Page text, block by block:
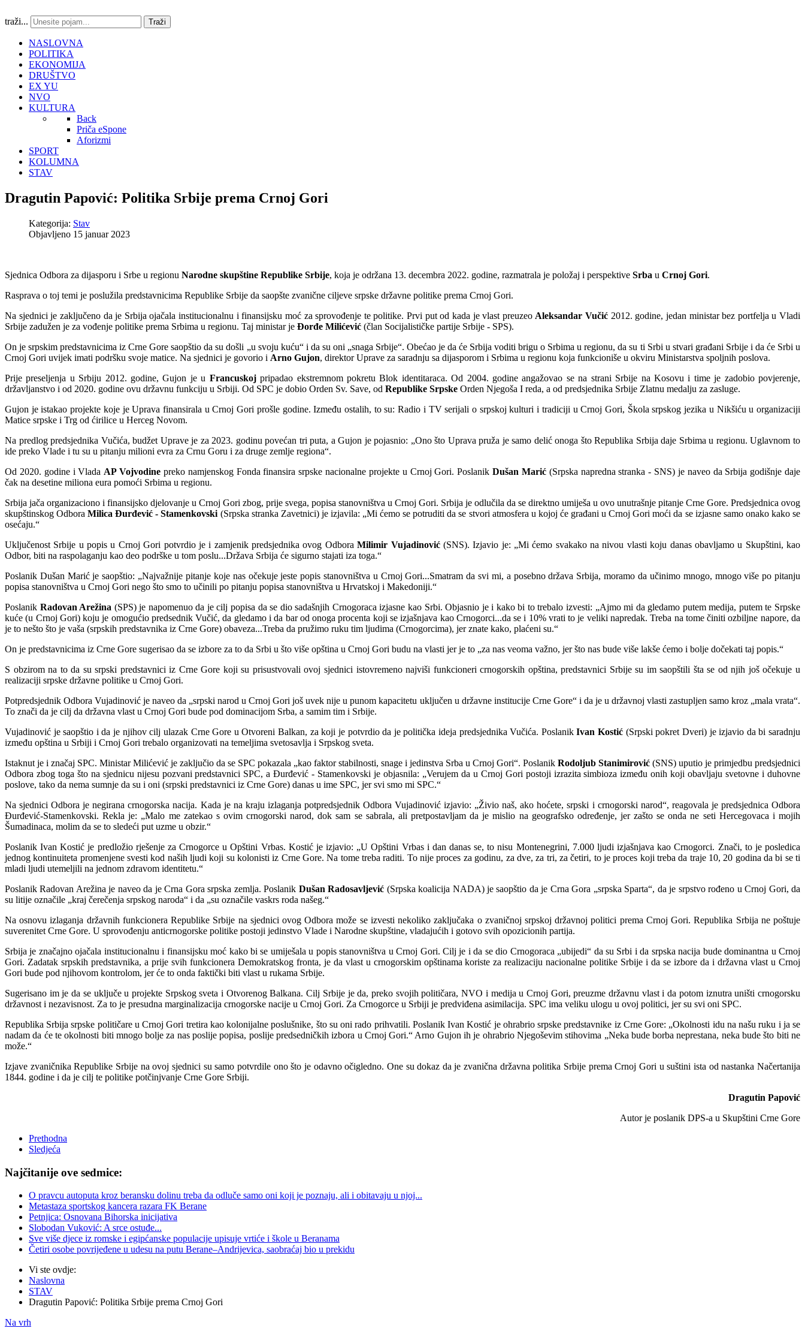
traži... Traži
NASLOVNA
POLITIKA
EKONOMIJA
DRUŠTVO
EX YU
NVO
KULTURA
Back
Priča eSpone
Aforizmi
SPORT
KOLUMNA
STAV
Dragutin Papović: Politika Srbije prema Crnoj Gori
Kategorija: Stav
Objavljeno 15 januar 2023
Sjednica Odbora za dijasporu i Srbe u regionu Narodne skupštine Republike Srbije, koja je održana 13. decembra 2022. godine, razmatrala je položaj i perspektive Srba u Crnoj Gori.
Rasprava o toj temi je poslužila predstavnicima Republike Srbije da saopšte zvanične ciljeve srpske državne politike prema Crnoj Gori.
Na sjednici je zaključeno da je Srbija ojačala institucionalnu i finansijsku moć za sprovođenje te politike. Prvi put od kada je vlast preuzeo Aleksandar Vučić 2012. godine, jedan ministar bez portfelja u Vladi
Srbije zadužen je za vođenje politike prema Srbima u regionu. Taj ministar je Đorđe Milićević (član Socijalističke partije Srbije - SPS).
On je srpskim predstavnicima iz Crne Gore saopštio da su došli „u svoju kuću“ i da su oni „snaga Srbije“. Obećao je da će Srbija voditi brigu o Srbima u regionu, da su ti Srbi u stvari građani Srbije i da će Srbi u
Crnoj Gori uvijek imati podršku svoje matice. Na sjednici je govorio i Arno Gujon, direktor Uprave za saradnju sa dijasporom i Srbima u regionu koja funkcioniše u okviru Ministarstva spoljnih poslova.
Prije preseljenja u Srbiju 2012. godine, Gujon je u Francuskojpripadao ekstremnom pokretu Blok identitaraca. Od 2004. godine angažovao se na strani Srbije na Kosovu i time je zadobio povjerenje,
državljanstvo i od 2020. godine ovu državnu funkciju u Srbiji. Od SPC je dobio Orden Sv. Save, od Republike Srpske Orden Njegoša I reda, a od predsjednika Srbije Zlatnu medalju za zasluge.
Gujon je istakao projekte koje je Uprava finansirala u Crnoj Gori prošle godine. Između ostalih, to su: Radio i TV serijali o srpskoj kulturi i tradiciji u Crnoj Gori, Škola srpskog jezika u Nikšiću u organizaciji
Matice srpske i Trg od ćirilice u Herceg Novom.
Na predlog predsjednika Vučića, budžet Uprave je za 2023. godinu povećan tri puta, a Gujon je pojasnio: „Ono što Uprava pruža je samo delić onoga što Republika Srbija daje Srbima u regionu. Uglavnom to
ide preko Vlade i tu su u pitanju milioni evra za Crnu Goru i za druge zemlje regiona“.
Od 2020. godine i Vlada AP Vojvodine preko namjenskog Fonda finansira srpske nacionalne projekte u Crnoj Gori. PoslanikDušan Marić(Srpska napredna stranka - SNS) je naveo da Srbija godišnje daje
čak na desetine miliona eura pomoći Srbima u regionu.
Srbija jača organizaciono i finansijsko djelovanje u Crnoj Gori zbog, prije svega, popisa stanovništva u Crnoj Gori. Srbija je odlučila da se direktno umiješa u ovo unutrašnje pitanje Crne Gore. Predsjednica ovog
skupštinskog OdboraMilica Đurđević - Stamenkovski (Srpska stranka Zavetnici) je izjavila: „Mi ćemo se potruditi da se stvori atmosfera u kojoj će građani u Crnoj Gori moći da se izjasne samo onako kako se
osećaju.“
Uključenost Srbije u popis u Crnoj Gori potvrdio je i zamjenik predsjednika ovog OdboraMilimir Vujadinović(SNS). Izjavio je: „Mi ćemo svakako na nivou vlasti koju danas obavljamo u Skupštini, kao
Odbor, biti na raspolaganju kao deo podrške u tom poslu...Država Srbija će sigurno stajati iza toga.“
Poslanik Dušan Marić je saopštio: „Najvažnije pitanje koje nas očekuje jeste popis stanovništva u Crnoj Gori...Smatram da svi mi, a posebno država Srbija, moramo da učinimo mnogo, mnogo više po pitanju
popisa stanovništva u Crnoj Gori nego što smo to učinili po pitanju popisa stanovništva u Hrvatskoj i Makedoniji.“
Poslanik Radovan Arežina (SPS) je napomenuo da je cilj popisa da se dio sadašnjih Crnogoraca izjasne kao Srbi. Objasnio je i kako bi to trebalo izvesti: „Ajmo mi da gledamo putem medija, putem te Srpske
kuće (u Crnoj Gori) koju je omogućio predsednik Vučić, da gledamo i da bar od onoga procenta koji se izjašnjava kao Crnogorci...da se i 10% vrati to je veliki napredak. Treba na tome činiti ozbiljne napore, da
je to nešto što je vaša (srpskih predstavnika iz Crne Gore) obaveza...Treba da pružimo ruku tim ljudima (Crnogorcima), jer znate kako, plaćeni su.“
On je predstavnicima iz Crne Gore sugerisao da se izbore za to da Srbi u što više opština u Crnoj Gori budu na vlasti jer je to „za nas veoma važno, jer što nas bude više lakše ćemo i bolje dočekati taj popis.“
S obzirom na to da su srpski predstavnici iz Crne Gore koji su prisustvovali ovoj sjednici istovremeno najviši funkcioneri crnogorskih opština, predstavnici Srbije su im saopštili šta se od njih još očekuje u
realizaciji srpske državne politike u Crnoj Gori.
Potpredsjednik Odbora Vujadinović je naveo da „srpski narod u Crnoj Gori još uvek nije u punom kapacitetu uključen u državne institucije Crne Gore“ i da je u državnoj vlasti zastupljen samo kroz „mala vrata“.
To znači da je cilj da državna vlast u Crnoj Gori bude pod dominacijom Srba, a samim tim i Srbije.
Vujadinović je saopštio i da je njihov cilj ulazak Crne Gore u Otvoreni Balkan, za koji je potvrdio da je politička ideja predsjednika Vučića. PoslanikIvan Kostić (Srpski pokret Dveri) je izjavio da bi saradnju
između opština u Srbiji i Crnoj Gori trebalo organizovati na temeljima svetosavlja i Srpskog sveta.
Istaknut je i značaj SPC. Ministar Milićević je zaključio da se SPC pokazala „kao faktor stabilnosti, snage i jedinstva Srba u Crnoj Gori“. Poslanik Rodoljub Stanimirović (SNS) uputio je primjedbu predsjednici
Odbora zbog toga što na sjednicu nijesu pozvani predstavnici SPC, a Đurđević - Stamenkovski je objasnila: „Verujem da u Crnoj Gori postoji izrazita simbioza između onih koji obavljaju svetovne i duhovne
poslove, tako da nema sumnje da su i oni (srpski predstavnici iz Crne Gore) danas u ime SPC, jer svi smo mi SPC.“
Na sjednici Odbora je negirana crnogorska nacija. Kada je na kraju izlaganja potpredsjednik Odbora Vujadinović izjavio: „Živio naš, ako hoćete, srpski i crnogorski narod“, reagovala je predsjednica Odbora
Đurđević-Stamenkovski. Rekla je: „Malo me zatekao s ovim crnogorski narod, dok sam se sabrala, ali pretpostavljam da je mislio na geografsko određenje, jer zašto se onda ne seti Hercegovaca i mojih
Šumadinaca, molim da se to sledeći put uzme u obzir.“
Poslanik Ivan Kostić je predložio rješenje za Crnogorce u Opštini Vrbas. Kostić je izjavio: „U Opštini Vrbas i dan danas se, to nisu Montenegrini, 7.000 ljudi izjašnjava kao Crnogorci. Znači, to je posledica
jednog kontinuiteta promenjene svesti kod naših ljudi koji su kolonisti iz Crne Gore. Na tome treba raditi. To nije proces za godinu, za dve, za tri, za četiri, to je proces koji treba da traje 10, 20 godina da bi se ti
mladi ljudi utemeljili na jednom zdravom identitetu.“
Poslanik Radovan Arežina je naveo da je Crna Gora srpska zemlja. Poslanik Dušan Radosavljević (Srpska koalicija NADA) je saopštio da je Crna Gora „srpska Sparta“, da je srpstvo rođeno u Crnoj Gori, da
su litije označile „kraj čerečenja srpskog naroda“ i da „su označile vaskrs roda našeg.“
Na osnovu izlaganja državnih funkcionera Republike Srbije na sjednici ovog Odbora može se izvesti nekoliko zaključaka o zvaničnoj srpskoj državnoj politici prema Crnoj Gori. Republika Srbija ne poštuje
suverenitet Crne Gore. U sprovođenju anticrnogorske politike postoji jedinstvo Vlade i Narodne skupštine, vladajućih i gotovo svih opozicionih partija.
Srbija je značajno ojačala institucionalnu i finansijsku moć kako bi se umiješala u popis stanovništva u Crnoj Gori. Cilj je i da se dio Crnogoraca „ubijedi“ da su Srbi i da srpska nacija bude dominantna u Crnoj
Gori. Zadatak srpskih predstavnika, a prije svih funkcionera Demokratskog fronta, je da vlast u crnogorskim opštinama koriste za realizaciju nacionalne politike Srbije i da se izbore da i državna vlast u Crnoj
Gori bude pod njihovom kontrolom, jer će to onda faktički biti vlast u rukama Srbije.
Sugerisano im je da se uključe u projekte Srpskog sveta i Otvorenog Balkana. Cilj Srbije je da, preko svojih političara, NVO i medija u Crnoj Gori, preuzme državnu vlast i da potom iznutra uništi crnogorsku
državnost i nezavisnost. Za to je presudna marginalizacija crnogorske nacije u Crnoj Gori. Za Crnogorce u Srbiji je predviđena asimilacija. SPC ima veliku ulogu u ovoj politici, jer su svi oni SPC.
Republika Srbija srpske političare u Crnoj Gori tretira kao kolonijalne poslušnike, što su oni rado prihvatili. Poslanik Ivan Kostić je ohrabrio srpske predstavnike iz Crne Gore: „Okolnosti idu na našu ruku i ja se
nadam da će te okolnosti biti mnogo bolje za nas poslije popisa, poslije predsedničkih izbora u Crnoj Gori.“ Arno Gujon ih je ohrabrio Njegoševim stihovima „Neka bude borba neprestana, neka bude što biti ne
može.“
Izjave zvaničnika Republike Srbije na ovoj sjednici su samo potvrdile ono što je odavno očigledno. One su dokaz da je zvanična državna politika Srbije prema Crnoj Gori u suštini ista od nastanka Načertanija
1844. godine i da je cilj te politike potčinjvanje Crne Gore Srbiji.
Dragutin Papović
Autor je poslanik DPS-a u Skupštini Crne Gore
Prethodna
Sledjeća
Najčitanije ove sedmice:
O pravcu autoputa kroz beransku dolinu treba da odluče samo oni koji je poznaju, ali i obitavaju u njoj...
Metastaza sportskog kancera razara FK Berane
Petnjica: Osnovana Bihorska inicijativa
Slobodan Vuković: A srce ostuđe...
Sve više djece iz romske i egipćanske populacije upisuje vrtiće i škole u Beranama
Četiri osobe povrijeđene u udesu na putu Berane–Andrijevica, saobraćaj bio u prekidu
Vi ste ovdje:
Naslovna
STAV
Dragutin Papović: Politika Srbije prema Crnoj Gori
Na vrh